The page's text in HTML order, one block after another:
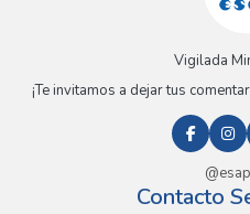
Vigilada
¡Te invitamos a dejar tus
Contacto